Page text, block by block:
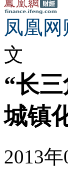
凤凰
文
“长
城镇
2013